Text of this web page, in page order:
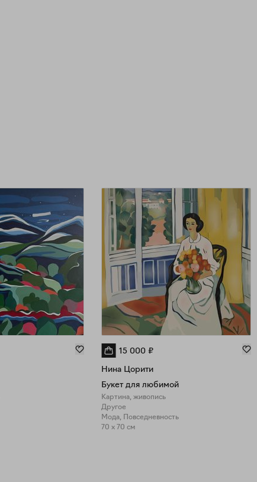
15 000 ₽
Нина Цорити
Букет для любимой
Картина, живопись
Другое
Мода, Повседневность
70 x 70 см